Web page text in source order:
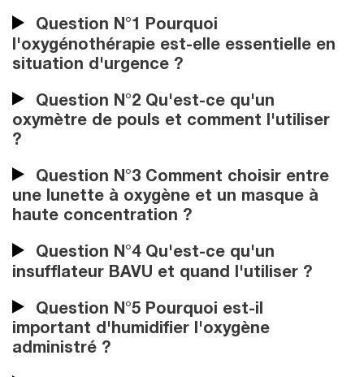
Question N°1 Pourquoi
l'oxygénothérapie est-elle essentielle en
situation d'urgence ?
Question N°2 Qu'est-ce qu'un
oxymètre de pouls et comment l'utiliser
?
Question N°3 Comment choisir entre
une lunette à oxygène et un masque à
haute concentration ?
Question N°4 Qu'est-ce qu'un
insufflateur BAVU et quand l'utiliser ?
Question N°5 Pourquoi est-il
important d'humidifier l'oxygène
administré ?